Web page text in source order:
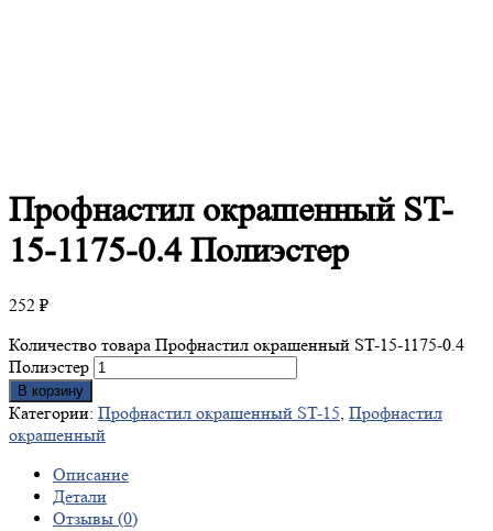
Профнастилокрашенный ST-
15-1175-0.4 Полиэстер
252 ₽
Количество товара Профнастил окрашенный ST-15-1175-0.4
Полиэстер
В корзину
Категории: Профнастил окрашенный ST-15, Профнастил
окрашенный
Описание
Детали
Отзывы (0)